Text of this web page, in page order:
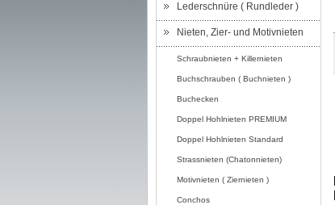
Lederschnüre ( Rundleder )
Nieten, Zier- und Motivnieten
Schraubnieten + Killernieten
Buchschrauben ( Buchnieten )
Buchecken
Doppel Hohlnieten PREMIUM
Doppel Hohlnieten Standard
Strassnieten (Chatonnieten)
Motivnieten ( Ziernieten )
Conchos